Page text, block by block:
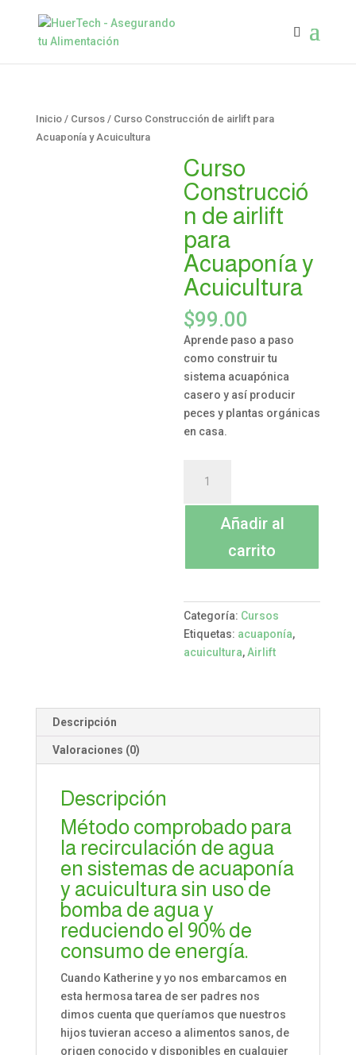
Inicio/ Cursos/ Curso Construcción de airlift para
Acuaponía y Acuicultura
Curso
Construcció
n de airlift
para
Acuaponía y
Acuicultura
$99.00
Aprende paso a paso
como construir tu
sistema acuapónica
casero y así producir
peces y plantas orgánicas
en casa.
Construcción
de
Acuaponía
cantidad
Añadir al
carrito
Categoría: Cursos
Etiquetas: acuaponía,
acuicultura,Airlift
Descripción
Valoraciones (0)
Descripción
Método comprobado para
la recirculación de agua
en sistemas de acuaponía
y acuicultura sin uso de
bomba de agua y
reduciendo el 90% de
consumo de energía.
Cuando Katherine y yo nos embarcamos en
esta hermosa tarea de ser padres nos
dimos cuenta que queríamos que nuestros
hijos tuvieran acceso a alimentos sanos, de
origen conocido y disponibles en cualquier